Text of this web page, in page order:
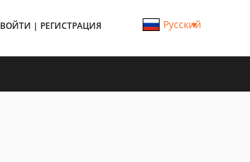
ВОЙТИ | РЕГИСТРАЦИЯ Русский